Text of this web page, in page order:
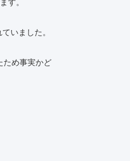
す。
いました。
ため事実かど